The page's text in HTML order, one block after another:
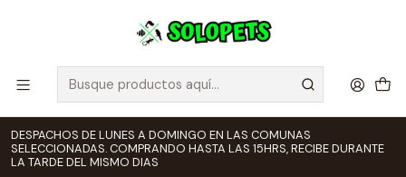
DESPACHOS DE LUNES A DOMINGO EN LAS COMUNAS
SELECCIONADAS. COMPRANDO HASTA LAS 15HRS, RECIBE DURANTE
LA TARDE DEL MISMO DIAS